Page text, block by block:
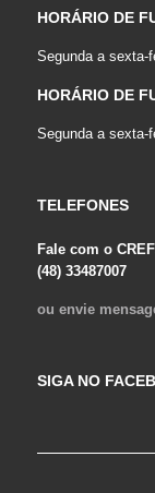
HORÁRIO DE
Segunda a sexta-
HORÁRIO DE
Segunda a sexta-
TELEFONES
Fale com o
(48) 33487007
ou envie
SIGA NO